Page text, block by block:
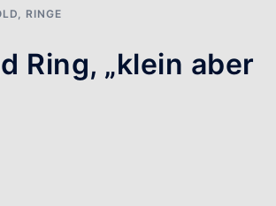
RINGE
Ring, „klein aber